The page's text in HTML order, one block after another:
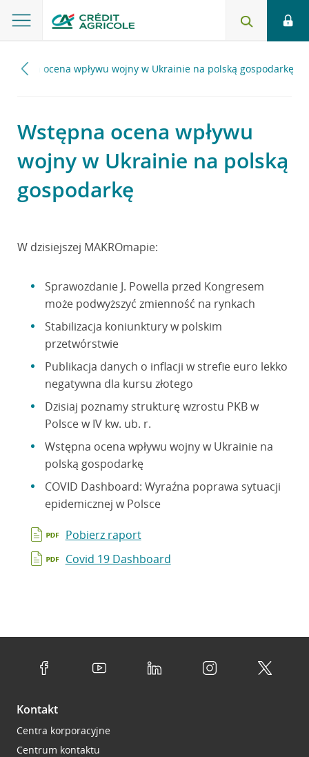
Wstępna ocena wpływu wojny w Ukrainie na polską gospodarkę
Wstępna ocena wpływu
wojny w Ukrainie na polską
gospodarkę
W dzisiejszej MAKROmapie:
Sprawozdanie J. Powella przed Kongresem
może podwyższyć zmienność na rynkach
Stabilizacja koniunktury w polskim
przetwórstwie
Publikacja danych o inflacji w strefie euro lekko
negatywna dla kursu złotego
Dzisiaj poznamy strukturę wzrostu PKB w
Polsce w IV kw. ub. r.
Wstępna ocena wpływu wojny w Ukrainie na
polską gospodarkę
COVID Dashboard: Wyraźna poprawa sytuacji
epidemicznej w Polsce
Pobierz raport
Covid 19 Dashboard
Kontakt
Centra korporacyjne
Centrum kontaktu